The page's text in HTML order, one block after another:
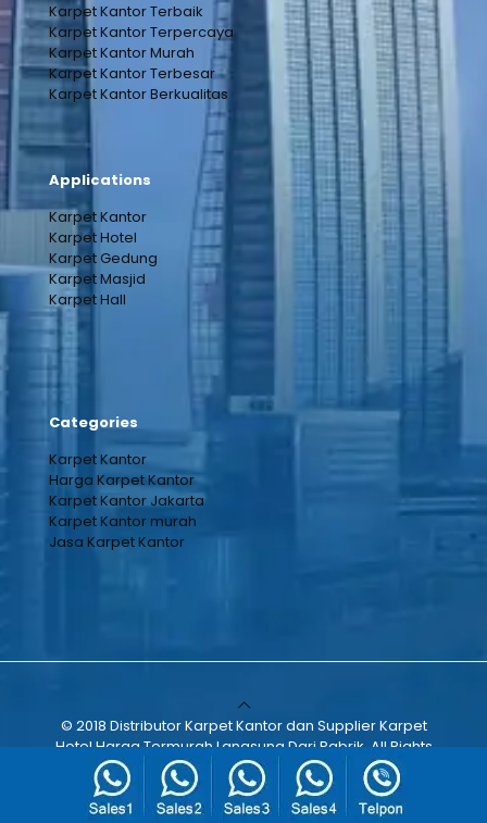
Karpet Kantor Terbaik
Karpet Kantor Terpercaya
Karpet Kantor Murah
Karpet Kantor Terbesar
Karpet Kantor Berkualitas
Applications
Karpet Kantor
Karpet Hotel
Karpet Gedung
Karpet Masjid
Karpet Hall
Categories
Karpet Kantor
Harga Karpet Kantor
Karpet Kantor Jakarta
Karpet Kantor murah
Jasa Karpet Kantor
© 2018 Distributor Karpet Kantor dan Supplier Karpet
Hotel Harga Termurah Langsung Dari Pabrik. All Rights
Reserved.